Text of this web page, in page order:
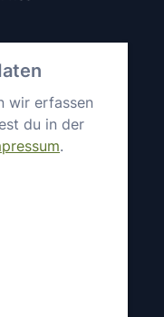
wir erfassen
du in der
.
&